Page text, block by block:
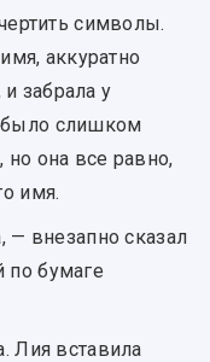
символы.
аккуратно
забрала у
слишком
она все равно,
имя.
внезапно сказал
бумаге
Лия вставила